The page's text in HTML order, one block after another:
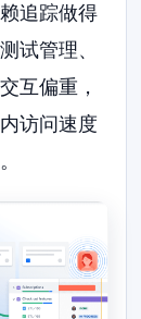
追踪做得
试管理、
互偏重，
访问速度